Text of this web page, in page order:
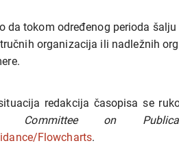
da tokom određenog perioda
organizacija ili nadležnih
redakcija časopisa se
Committee on
Flowcharts.